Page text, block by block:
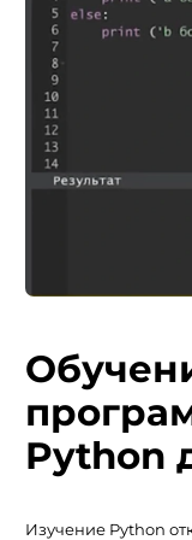
Python
Изучение Python